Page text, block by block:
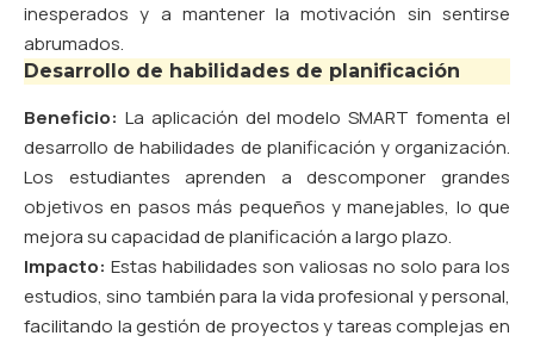
inesperados y a mantener la motivación sin sentirse
abrumados.
Desarrollo de habilidades de planificación
Beneficio: La aplicación del modelo SMART fomenta el
desarrollo de habilidades de planificación y organización.
Los estudiantes aprenden a descomponer grandes
objetivos en pasos más pequeños y manejables, lo que
mejora su capacidad de planificación a largo plazo.
Impacto: Estas habilidades son valiosas no solo para los
estudios, sino también para la vida profesional y personal,
facilitando la gestión de proyectos y tareas complejas en